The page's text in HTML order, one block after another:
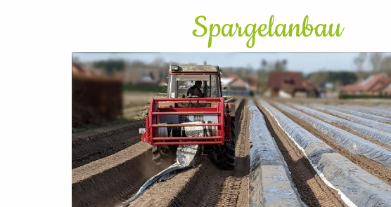
Spargelanbau